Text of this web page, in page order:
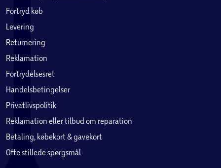
Fortryd køb
Levering
Returnering
Reklamation
Fortrydelsesret
Handelsbetingelser
Privatlivspolitik
Reklamation eller tilbud om reparation
Betaling, købekort & gavekort
Ofte stillede spørgsmål